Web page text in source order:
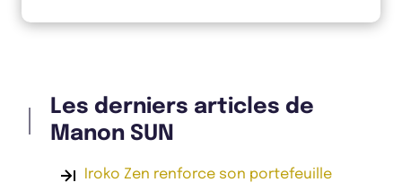
Les derniers articles de
Manon SUN
Iroko Zen renforce son portefeuille